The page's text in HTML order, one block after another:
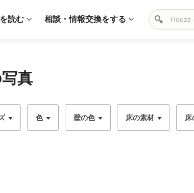
読む 相談・情報交換をする
真
色 壁の色 床の素材 床